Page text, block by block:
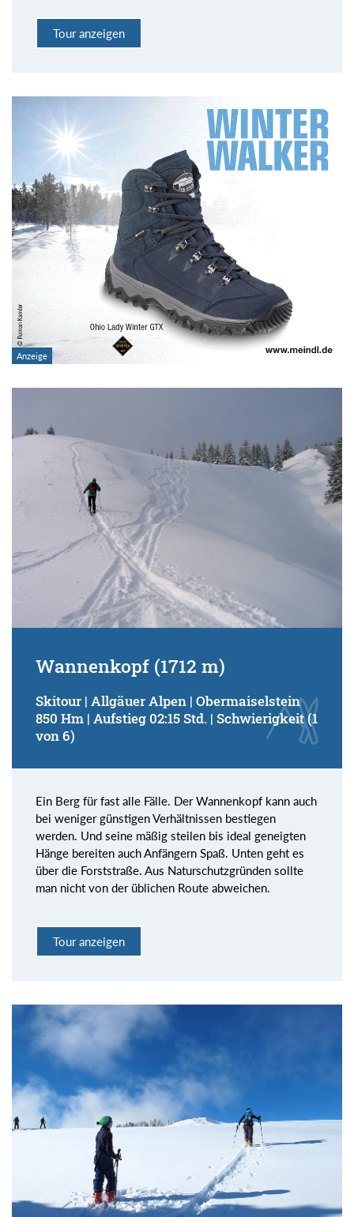
Tour anzeigen
Wannenkopf (1712 m)
Skitour | Allgäuer Alpen | Obermaiselstein
850 Hm | Aufstieg 02:15 Std. | Schwierigkeit (1
von 6)
Ein Berg für fast alle Fälle. Der Wannenkopf kann auch
bei weniger günstigen Verhältnissen bestiegen
werden. Und seine mäßig steilen bis ideal geneigten
Hänge bereiten auch Anfängern Spaß. Unten geht es
über die Forststraße. Aus Naturschutzgründen sollte
man nicht von der üblichen Route abweichen.
Tour anzeigen